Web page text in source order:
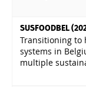
SUSFOODBEL
Transitioning to
systems in
multiple